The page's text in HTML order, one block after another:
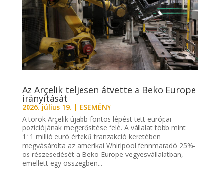
Az Arçelik teljesen átvette a Beko Europe
irányítását
2026. július 19. | ESEMÉNY
A török Arçelik újabb fontos lépést tett európai
pozíciójának megerősítése felé. A vállalat több mint
111 millió euró értékű tranzakció keretében
megvásárolta az amerikai Whirlpool fennmaradó 25%-
os részesedését a Beko Europe vegyesvállalatban,
emellett egy összegben...